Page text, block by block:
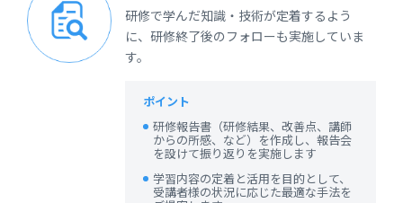
研修で学んだ知識・技術が定着するよう
に、研修終了後のフォローも実施していま
す。
ポイント
研修報告書（研修結果、改善点、講師
からの所感、など）を作成し、報告会
を設けて振り返りを実施します
学習内容の定着と活用を目的として、
受講者様の状況に応じた最適な手法を